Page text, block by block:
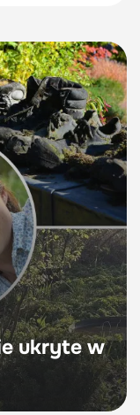
ukryte w